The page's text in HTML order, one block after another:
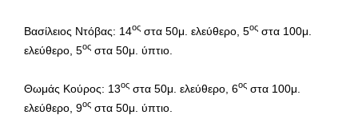
Βασίλειος Ντόβας: 14ος στα 50μ. ελεύθερο, 5ος στα 100μ.
ελεύθερο, 5ος στα 50μ. ύπτιο.
Θωμάς Κούρος: 13ος στα 50μ. ελεύθερο, 6ος στα 100μ.
ελεύθερο, 9ος στα 50μ. ύπτιο.